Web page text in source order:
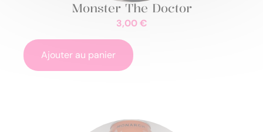
Monster The Doctor
3,00€
Ajouter au panier